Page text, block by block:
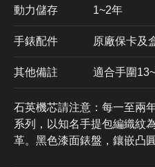
動力儲存 1~2年
手錶配件 原廠保卡及
其他備註 適合手圍
石英機芯請注意：每一至兩
系列，以知名手提包編織紋
革。黑色漆面錶盤，鑲嵌凸